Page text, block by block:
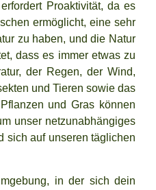
Proaktivität, da es
ermöglicht, eine sehr
zu haben, und die Natur
dass es immer etwas zu
der Regen, der Wind,
und Tieren sowie das
und Gras können
unser netzunabhängiges
sich auf unseren täglichen
in der sich dein